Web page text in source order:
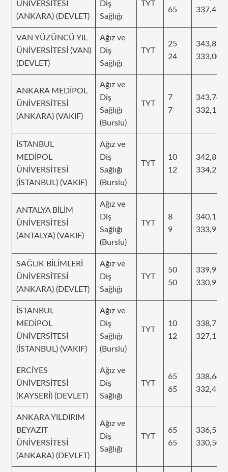
ÜNİVERSİTESİ
(ANKARA) (DEVLET)
Diş
Sağlığı
TYT
65
337,499
VAN YÜZÜNCÜ YIL
ÜNİVERSİTESİ (VAN)
(DEVLET)
Ağız ve
Diş
Sağlığı
TYT
25
24
343,893
333,004
ANKARA MEDİPOL
ÜNİVERSİTESİ
(ANKARA) (VAKIF)
Ağız ve
Diş
Sağlığı
(Burslu)
TYT
7
7
343,742
332,1
İSTANBUL
MEDİPOL
ÜNİVERSİTESİ
(İSTANBUL) (VAKIF)
Ağız ve
Diş
Sağlığı
(Burslu)
TYT
10
12
342,897
334,25
ANTALYA BİLİM
ÜNİVERSİTESİ
(ANTALYA) (VAKIF)
Ağız ve
Diş
Sağlığı
(Burslu)
TYT
8
9
340,177
333,937
SAĞLIK BİLİMLERİ
ÜNİVERSİTESİ
(ANKARA) (DEVLET)
Ağız ve
Diş
Sağlığı
TYT
50
50
339,964
330,924
İSTANBUL
MEDİPOL
ÜNİVERSİTESİ
(İSTANBUL) (VAKIF)
Ağız ve
Diş
Sağlığı
(Burslu)
TYT
10
12
338,78
327,136
ERCİYES
ÜNİVERSİTESİ
(KAYSERİ) (DEVLET)
Ağız ve
Diş
Sağlığı
TYT
65
65
338,64
332,491
ANKARA YILDIRIM
BEYAZIT
ÜNİVERSİTESİ
(ANKARA) (DEVLET)
Ağız ve
Diş
Sağlığı
TYT
65
65
336,578
330,508